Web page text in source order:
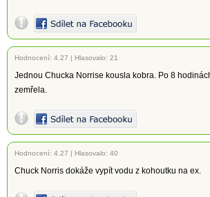
Hodnocení: 4.27 | Hlasovalo: 21
Jednou Chucka Norrise kousla kobra. Po 8
zemřela.
Hodnocení: 4.27 | Hlasovalo: 40
Chuck Norris dokáže vypít vodu z kohoutku na ex.